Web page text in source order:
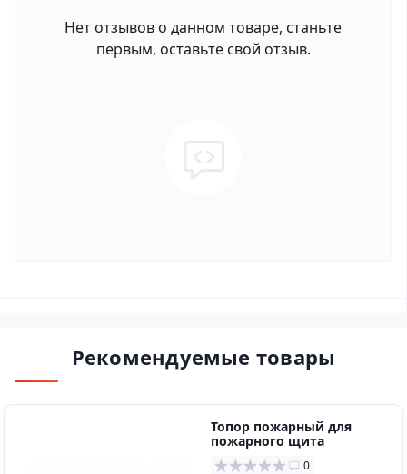
Нет отзывов о данном товаре, станьте
первым, оставьте свой отзыв.
Рекомендуемые товары
Топор пожарный для
пожарного щита
0